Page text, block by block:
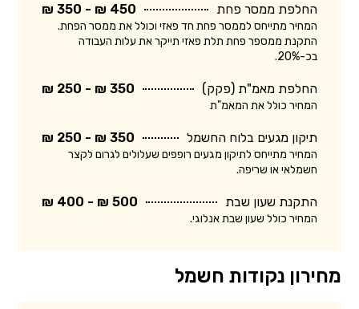
החלפת ממסר פחת 450 ₪ - 350 ₪
המחיר מתייחס לממסר פחת חד פאזי וכולל את ממסר הפחת.
התקנת ממספר פחת תלת פאזי תייקר את עלות העבודה
בכ-20%.
החלפת מאמ"ת (פקק) 350 ₪ - 250 ₪
המחיר כולל את המאמ"ת
תיקון מגעים בלוח החשמל 350 ₪ - 250 ₪
המחיר מתייחס לתיקון מגעים רופפים שעלולים לגרום לקצר
חשמלאי או שריפה.
התקנת שעון שבת 500 ₪ - 400 ₪
המחיר כולל שעון שבת אנלוגי.
מחירון נקודות חשמל